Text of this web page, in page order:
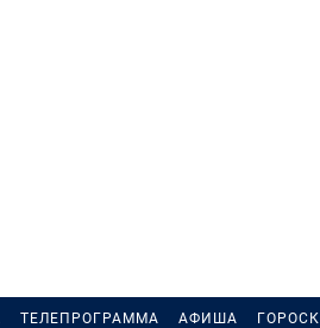
ТЕЛЕПРОГРАММА АФИША